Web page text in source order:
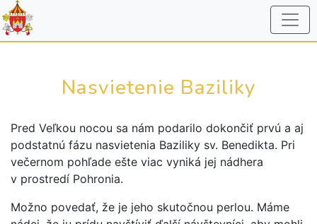
Nasvietenie Baziliky
Pred Veľkou nocou sa nám podarilo dokončiť prvú a aj
podstatnú fázu nasvietenia Baziliky sv. Benedikta. Pri
večernom pohľade ešte viac vyniká jej nádhera
v prostredí Pohronia.
Možno povedať, že je jeho skutočnou perlou. Máme